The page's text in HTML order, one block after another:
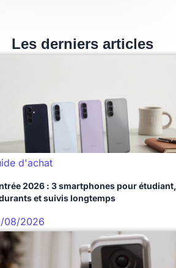
Les derniers articles
d'achat
2026 : 3 smartphones pour étudiant,
et suivis longtemps
08/2026